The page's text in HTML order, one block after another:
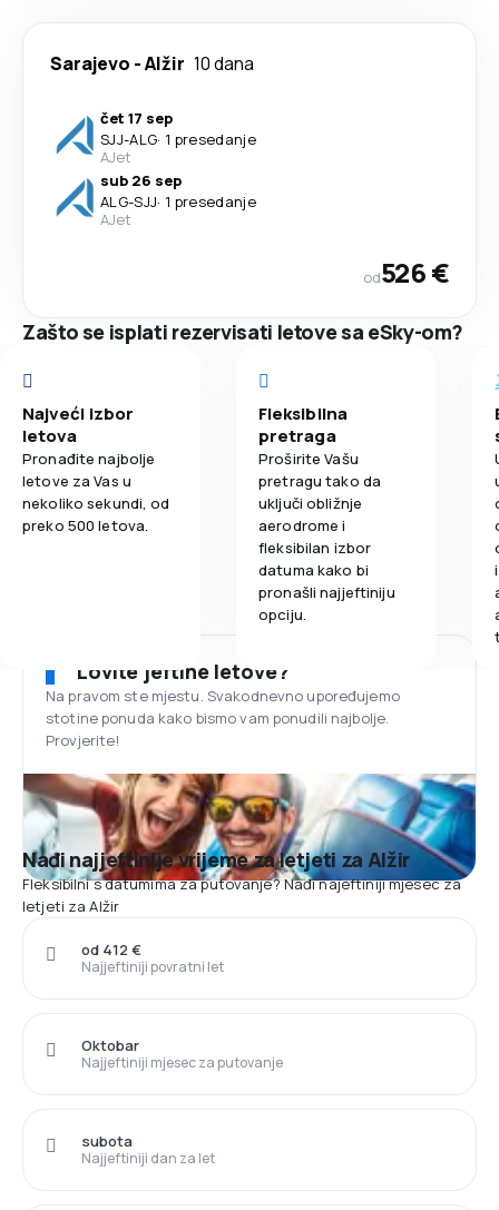
Sarajevo -Alžir 10 dana
čet 17 sep
SJJ-ALG· 1 presedanje
AJet
sub 26 sep
ALG-SJJ· 1 presedanje
AJet
od526 €
Zašto se isplati rezervisati letove sa eSky-om?
Najveći izbor
letova
Pronađite najbolje
letove za Vas u
nekoliko sekundi, od
preko 500 letova.
Fleksibilna
pretraga
Proširite Vašu
pretragu tako da
uključi obližnje
aerodrome i
fleksibilan izbor
datuma kako bi
pronašli najjeftiniju
opciju.
Lovite jeftine letove?
Na pravom ste mjestu. Svakodnevno upoređujemo
stotine ponuda kako bismo vam ponudili najbolje.
Provjerite!
Nađi najjeftinije vrijeme za letjeti za Alžir
Fleksibilni s datumima za putovanje? Nađi najeftiniji mjesec za
letjeti za Alžir
Najjeftiniji povratni let
od 412 €
Najjeftiniji mjesec za putovanje
Oktobar
Najjeftiniji dan za let
subota